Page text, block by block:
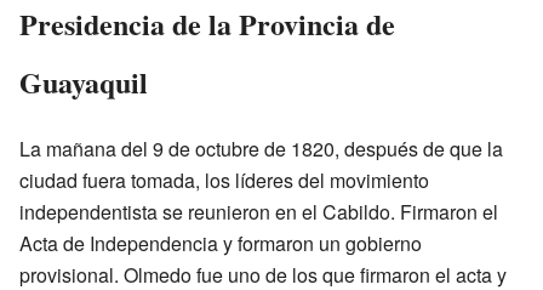
Presidencia de la Provincia de
Guayaquil
La mañana del 9 de octubre de 1820, después de que la
ciudad fuera tomada, los líderes del movimiento
independentista se reunieron en el Cabildo. Firmaron el
Acta de Independencia y formaron un gobierno
provisional. Olmedo fue uno de los que firmaron el acta y